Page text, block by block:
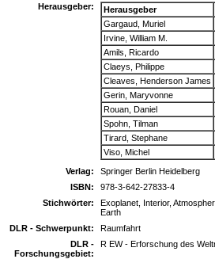
Herausgeber:
Herausgeber
Gargaud, Muriel
Irvine, William M.
Amils, Ricardo
Claeys, Philippe
Cleaves, Henderson James
Gerin, Maryvonne
Rouan, Daniel
Spohn, Tilman
Tirard, Stephane
Viso, Michel
Verlag:
Springer Berlin Heidelberg
ISBN:
978-3-642-27833-4
Stichwörter:
Exoplanet, Interior,
Earth
DLR - Schwerpunkt:
Raumfahrt
DLR -
Forschungsgebiet:
R EW - Erforschung des